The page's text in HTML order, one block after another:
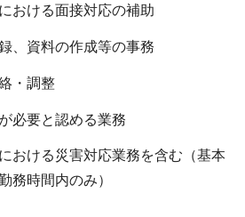
ける面接対応の補助
資料の作成等の事務
・調整
要と認める業務
ける災害対応業務を含む（基本
務時間内のみ）